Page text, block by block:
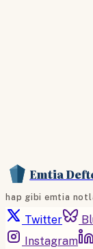
Emtia
hap gibi emtia
Twitter
Instagram